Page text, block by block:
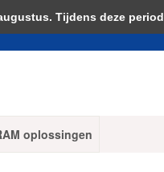
oplossingen
om onze website te verbeteren.
Tijdens deze